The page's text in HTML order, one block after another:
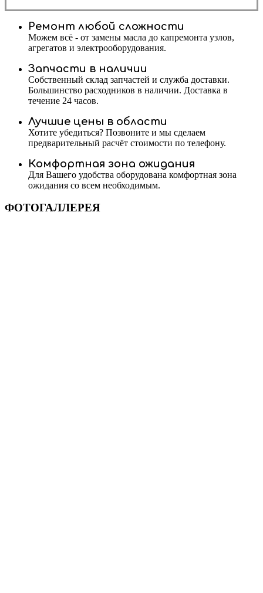
Ремонт любой сложности
Можем всё - от замены масла до капремонта узлов,
агрегатов и электрооборудования.
Запчасти в наличии
Собственный склад запчастей и служба доставки.
Большинство расходников в наличии. Доставка в
течение 24 часов.
Лучшие цены в области
Хотите убедиться? Позвоните и мы сделаем
предварительный расчёт стоимости по телефону.
Комфортная зона ожидания
Для Вашего удобства оборудована комфортная зона
ожидания со всем необходимым.
ФОТОГАЛЛЕРЕЯ